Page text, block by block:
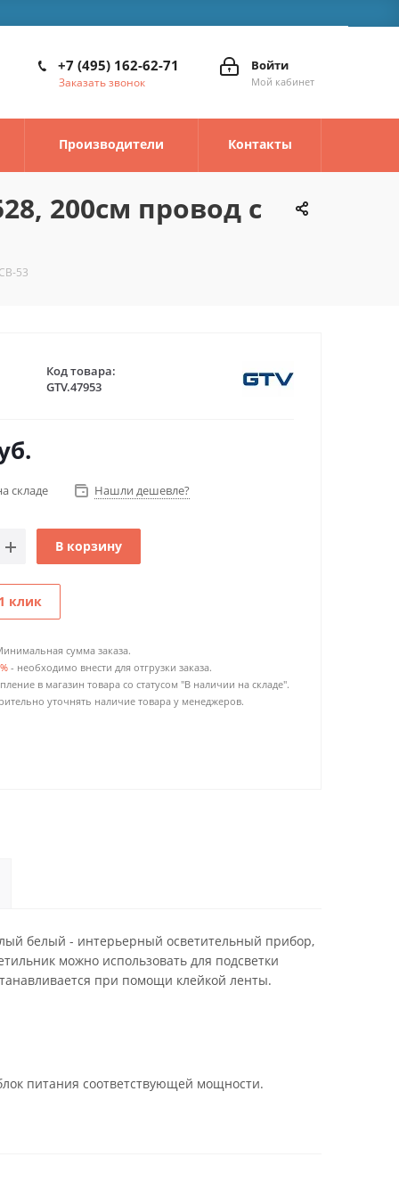
Войти
Мой кабинет
+7 (495) 162-62-71
Заказать звонок
Производители Контакты
200см провод с
53
Код товара:
GTV.47953
складе Нашли дешевле?
В корзину
клик
сумма заказа.
- необходимо внести для отгрузки заказа.
в магазин товара со статусом "В наличии на складе".
уточнять наличие товара у менеджеров.
белый - интерьерный осветительный прибор,
можно использовать для подсветки
при помощи клейкой ленты.
питания соответствующей мощности.